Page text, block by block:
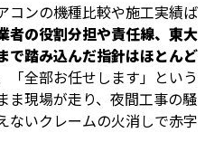
コンの機種比較や施工実績ば
者の役割分担や責任線、東大
で踏み込んだ指針はほとんど
「全部お任せします」という
ま現場が走り、夜間工事の騒
ないクレームの火消しで赤字